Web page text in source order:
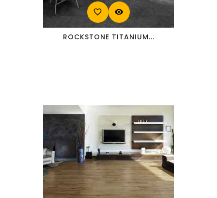
favorite_border visibility
ROCKSTONE TITANIUM...